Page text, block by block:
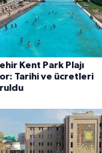
Kent Park Plajı
Tarihi ve ücretleri